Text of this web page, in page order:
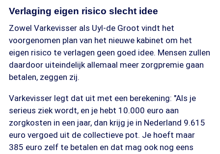
Verlaging eigen risico slecht idee
Zowel Varkevisser als Uyl-de Groot vindt het
voorgenomen plan van het nieuwe kabinet om het
eigen risico te verlagen geen goed idee. Mensen zullen
daardoor uiteindelijk allemaal meer zorgpremie gaan
betalen, zeggen zij.
Varkevisser legt dat uit met een berekening: "Als je
serieus ziek wordt, en je hebt 10.000 euro aan
zorgkosten in een jaar, dan krijg je in Nederland 9.615
euro vergoed uit de collectieve pot. Je hoeft maar
385 euro zelf te betalen en dat mag ook nog eens